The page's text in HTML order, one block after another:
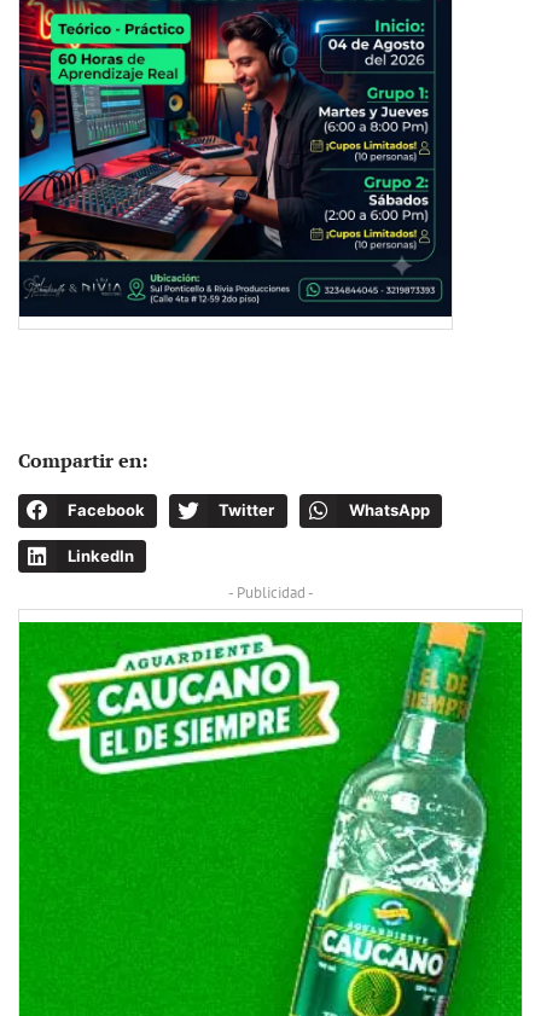
Compartir en:
Facebook Twitter WhatsApp
LinkedIn
- Publicidad -